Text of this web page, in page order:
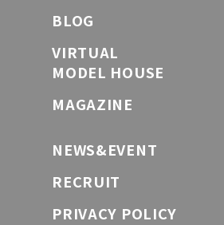
BLOG
VIRTUAL
MODEL HOUSE
MAGAZINE
NEWS&EVENT
RECRUIT
PRIVACY POLICY